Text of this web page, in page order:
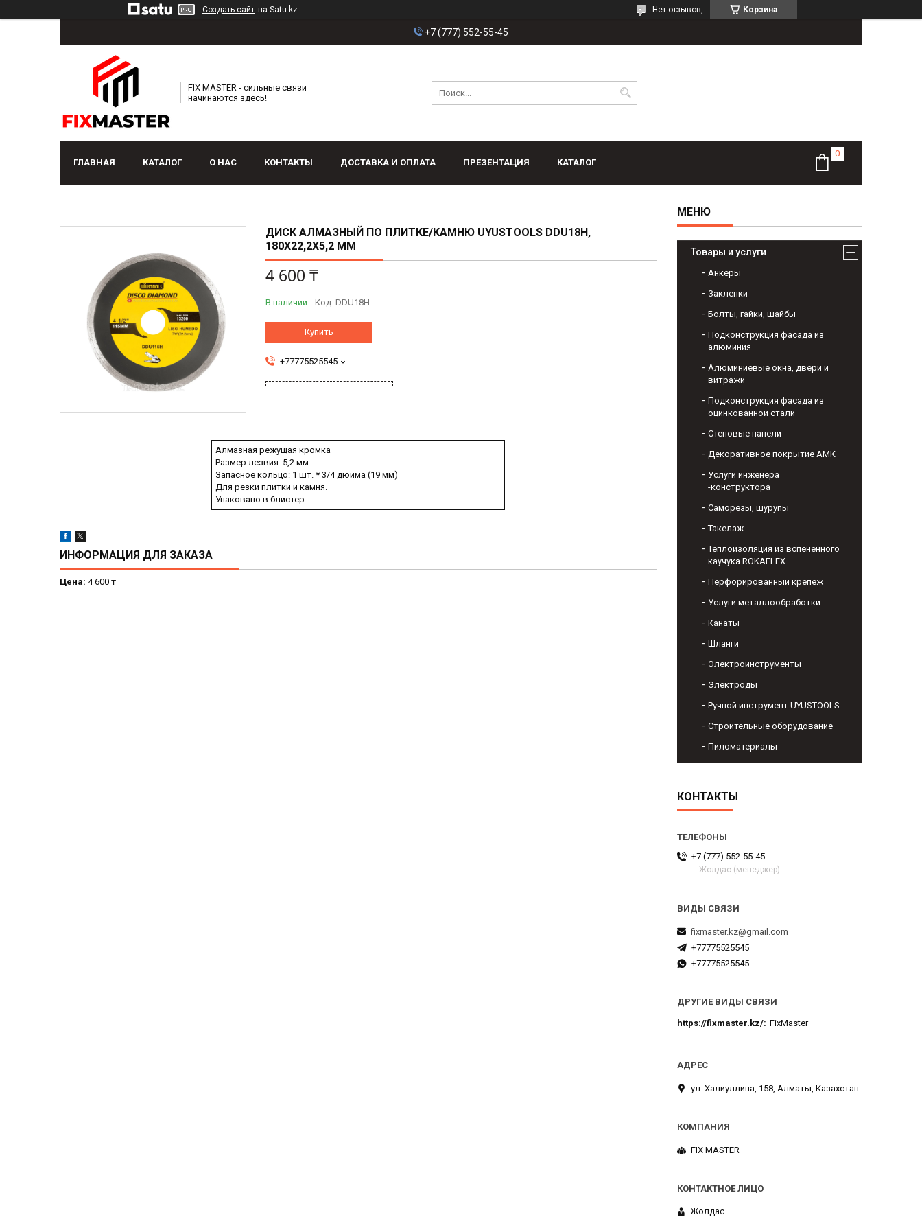
Создать сайт на Satu.kz Корзина
Нет отзывов,
+7 (777) 552-55-45
FIX MASTER - сильные связи
начинаются здесь!
ГЛАВНАЯ КАТАЛОГ О НАС КОНТАКТЫ ДОСТАВКА И ОПЛАТА ПРЕЗЕНТАЦИЯ КАТАЛОГ
ДИСК АЛМАЗНЫЙ ПО ПЛИТКЕ/КАМНЮ UYUSTOOLS DDU18H,
180Х22,2Х5,2 ММ
4 600 ₸
В наличии Код: DDU18H
Купить
+77775525545
Алмазная режущая кромка
Размер лезвия: 5,2 мм.
Запасное кольцо: 1 шт. * 3/4 дюйма (19 мм)
Для резки плитки и камня.
Упаковано в блистер.
ИНФОРМАЦИЯ ДЛЯ ЗАКАЗА
Цена: 4 600 ₸
Товары и услуги
Анкеры
Заклепки
Болты, гайки, шайбы
Подконструкция фасада из
алюминия
Алюминиевые окна, двери и
витражи
Подконструкция фасада из
оцинкованной стали
Стеновые панели
Декоративное покрытие АМК
Услуги инженера
-конструктора
Саморезы, шурупы
Такелаж
Теплоизоляция из вспененного
каучука ROKAFLEX
Перфорированный крепеж
Услуги металлообработки
Канаты
Шланги
Электроинструменты
Электроды
Ручной инструмент UYUSTOOLS
Строительные оборудование
Пиломатериалы
КОНТАКТЫ
+7 (777) 552-55-45
Жолдас (менеджер)
fixmaster.kz@gmail.com
+77775525545
+77775525545
ДРУГИЕ ВИДЫ СВЯЗИ
https://fixmaster.kz/ FixMaster
ул. Халиуллина, 158, Алматы, Казахстан
FIX MASTER
Жолдас